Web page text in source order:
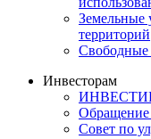
Земельные
территорий
Свободные
Инвесторам
Обращение
Совет по